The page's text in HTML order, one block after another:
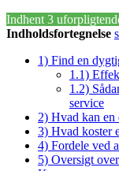
Indhent 3
Indholdsfortegnelse
1) Find en
1.1)
1.2)
service
2) Hvad kan en
3) Hvad koster
4) Fordele ved
5) Oversigt